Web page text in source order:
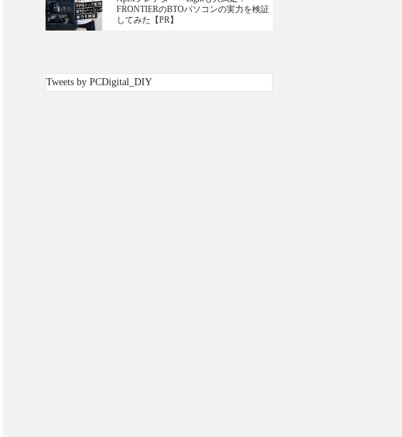
FRONTIERのBTOパソコンの実力を検証
してみた【PR】
Tweets by PCDigital_DIY